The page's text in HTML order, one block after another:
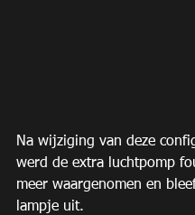
Na wijziging van deze
werd de extra luchtpomp
meer waargenomen en
lampje uit.